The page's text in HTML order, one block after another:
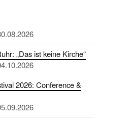
„Das ist keine Kirche“
2026: Conference &